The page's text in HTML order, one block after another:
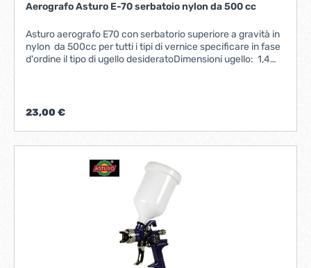
Aerografo Asturo E-70 serbatoio nylon da 500 cc
Asturo aerografo E70 con serbatorio superiore a gravità in
nylon da 500cc per tutti i tipi di vernice specificare in fase
d'ordine il tipo di ugello desideratoDimensioni ugello: 1,4
23,00 €